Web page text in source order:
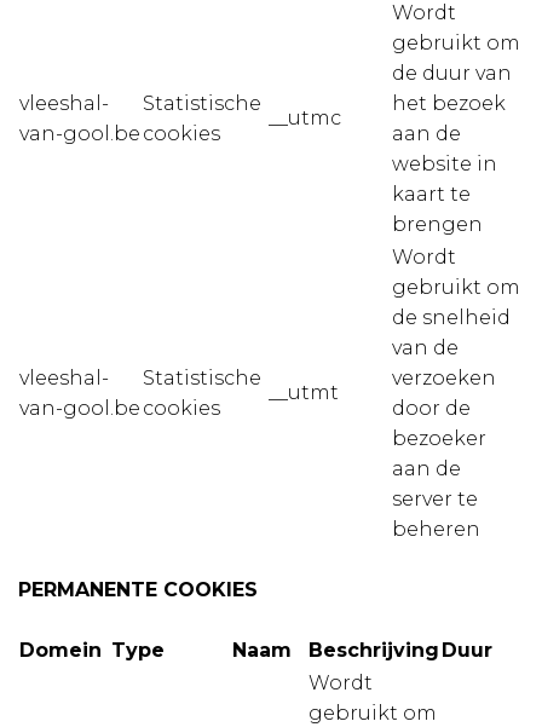
vleeshal-
van-gool.be
Statistische
cookies
__utmc
Wordt
gebruikt om
de duur van
het bezoek
aan de
website in
kaart te
brengen
vleeshal-
van-gool.be
Statistische
cookies
__utmt
Wordt
gebruikt om
de snelheid
van de
verzoeken
door de
bezoeker
aan de
server te
beheren
PERMANENTE COOKIES
Domein Type Naam Beschrijving Duur
Wordt
gebruikt om